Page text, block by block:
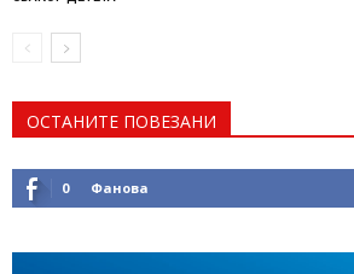
ОСТАНИТЕ ПОВЕЗАНИ
0 Фанова